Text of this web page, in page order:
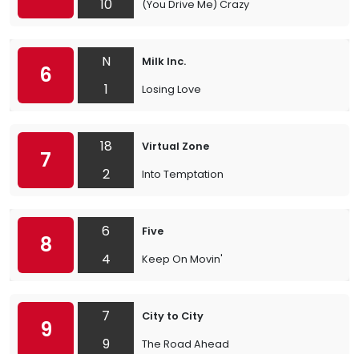
10 (You Drive Me) Crazy
6
N
1
Milk Inc.
Losing Love
7
18
2
Virtual Zone
Into Temptation
8
6
4
Five
Keep On Movin'
9
7
9
City to City
The Road Ahead